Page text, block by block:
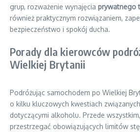
grup, rozważenie wynajęcia prywatnego
również praktycznym rozwiązaniem,
bezpieczeństwo i spokój ducha.
Porady dla kierowców
Wielkiej Brytanii
Podróżując samochodem po Wielkiej
o kilku kluczowych kwestiach
dotyczącymi alkoholu. Przede
przestrzegać obowiązujących limitów